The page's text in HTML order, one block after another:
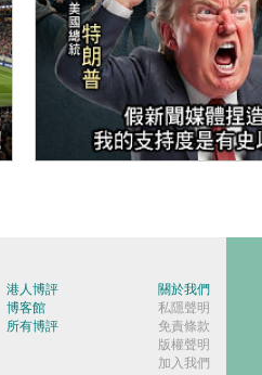
港人博評
博客館
所有博評
關於我們
私隱聲明
免責條款
版權聲明
加入我們